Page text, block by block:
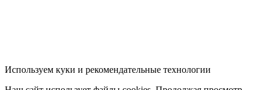
Используем куки и рекомендательные технологии